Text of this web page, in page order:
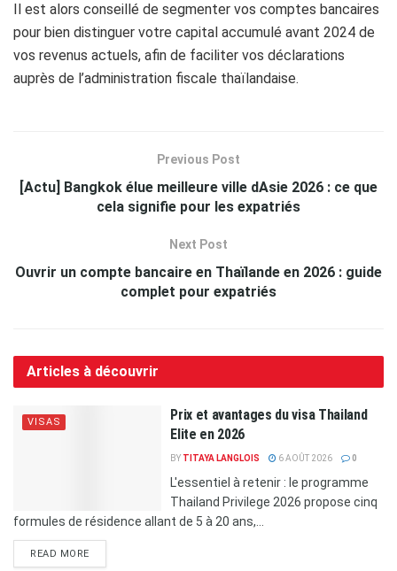
Il est alors conseillé de segmenter vos comptes bancaires
pour bien distinguer votre capital accumulé avant 2024 de
vos revenus actuels, afin de faciliter vos déclarations
auprès de l’administration fiscale thaïlandaise.
Previous Post
[Actu] Bangkok élue meilleure ville dAsie 2026 : ce que
cela signifie pour les expatriés
Next Post
Ouvrir un compte bancaire en Thaïlande en 2026 : guide
complet pour expatriés
Articles à découvrir
VISAS
Prix et avantages du visa Thailand
Elite en 2026
BY TITAYA LANGLOIS 6 AOÛT 2026 0
L'essentiel à retenir : le programme
Thailand Privilege 2026 propose cinq
formules de résidence allant de 5 à 20 ans,...
READ MORE